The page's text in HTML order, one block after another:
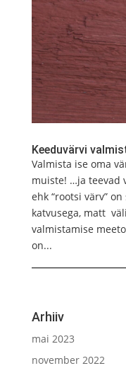
Keeduvärvi
Valmista ise oma
muiste! …ja teevad
ehk “rootsi värv”
katvusega, matt
valmistamise
on...
Arhiiv
mai 2023
november 2022